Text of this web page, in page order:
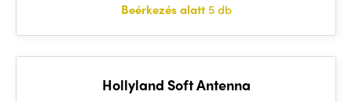
Beérkezés alatt5 db
Hollyland Soft Antenna